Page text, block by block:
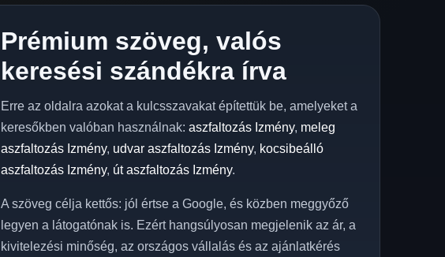
Prémium szöveg, valós
keresési szándékra írva
Erre az oldalra azokat a kulcsszavakat építettük be, amelyeket a
keresőkben valóban használnak:aszfaltozás Izmény, meleg
aszfaltozás Izmény, udvar aszfaltozás Izmény, kocsibeálló
aszfaltozás Izmény, út aszfaltozás Izmény.
A szöveg célja kettős: jól értse a Google, és közben meggyőző
legyen a látogatónak is. Ezért hangsúlyosan megjelenik az ár, a
kivitelezési minőség, az országos vállalás és az ajánlatkérés